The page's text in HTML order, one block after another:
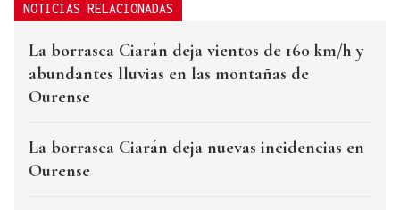
NOTICIAS RELACIONADAS
La borrasca Ciarán deja vientos de 160 km/h y
abundantes lluvias en las montañas de
Ourense
La borrasca Ciarán deja nuevas incidencias en
Ourense